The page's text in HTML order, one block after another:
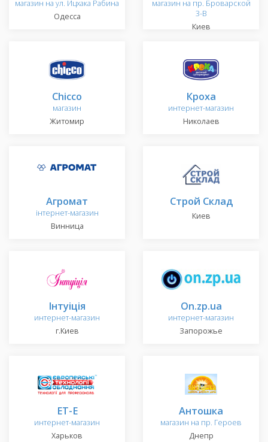
магазин на ул. Ицхака Рабина
Одесса
магазин на пр. Броварской
3-В
Киев
Chicco
магазин
Житомир
Кроха
интернет-магазин
Николаев
Агромат
інтернет-магазин
Винница
Строй Склад
Киев
Інтуіція
интернет-магазин
г.Киев
On.zp.ua
интернет-магазин
Запорожье
ET-E
интернет-магазин
Харьков
Антошка
магазин на пр. Героев
Днепр